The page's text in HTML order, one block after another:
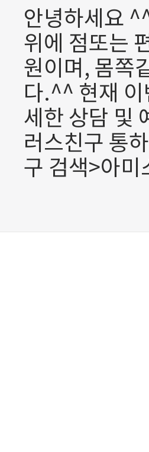
안녕하세요
위에 점또는
원이며, 몸쪽
다.^^ 현재
세한 상담 및
러스친구 통
구 검색>아